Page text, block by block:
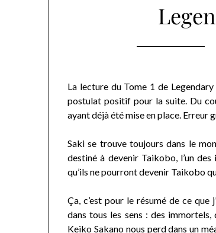
La lecture du Tome 1 de
postulat positif pour la suite. Du
ayant déjà été mise en place. Erreur
Saki se trouve toujours dans le
destiné à devenir Taikobo, l’un
qu’ils ne pourront devenir Taikobo
Ça, c’est pour le résumé de ce
dans tous les sens : des immortels,
Keiko Sakano nous perd dans un